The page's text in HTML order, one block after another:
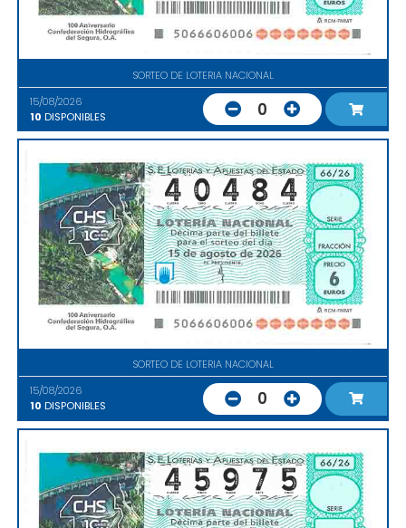
SORTEO DE LOTERIA NACIONAL
15/08/2026
10 DISPONIBLES 0
SORTEO DE LOTERIA NACIONAL
15/08/2026
10 DISPONIBLES 0